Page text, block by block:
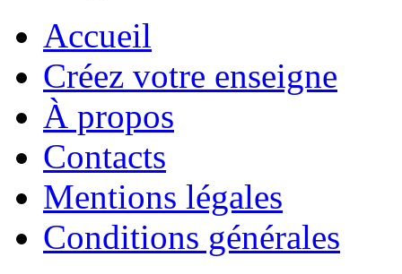
Accueil
Créez votre enseigne
À propos
Contacts
Mentions légales
Conditions générales